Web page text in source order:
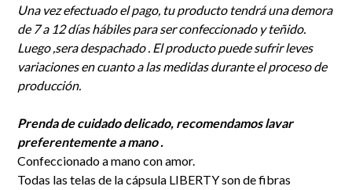
Una vez efectuado el pago, tu producto tendrá una demora
de 7 a 12 días hábiles para ser confeccionado y teñido.
Luego ,sera despachado . El producto puede sufrir leves
variaciones en cuanto a las medidas durante el proceso de
producción.
Prenda de cuidado delicado, recomendamos lavar
preferentemente a mano .
Confeccionado a mano con amor.
Todas las telas de la cápsula LIBERTY son de fibras